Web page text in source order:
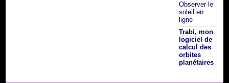
Observer le
soleil en
ligne
Trabi, mon
logiciel de
calcul des
orbites
planétaires